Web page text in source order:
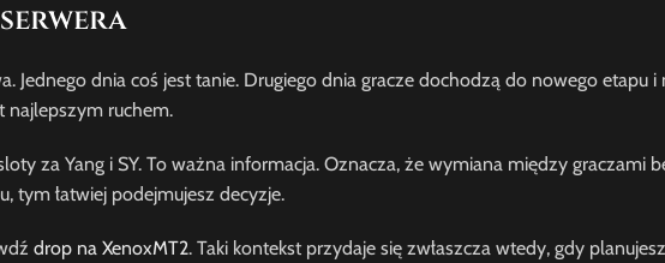
Jednego dnia coś jest tanie. Drugiego dnia gracze dochodzą do nowego etapu i
najlepszym ruchem.
za Yang i SY. To ważna informacja. Oznacza, że wymiana między graczami
tym łatwiej podejmujesz decyzje.
drop na XenoxMT2. Taki kontekst przydaje się zwłaszcza wtedy, gdy